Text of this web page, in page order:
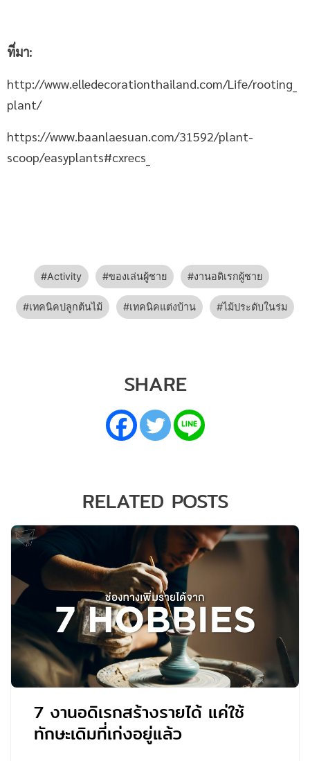
ที่มา:
http://www.elledecorationthailand.com/Life/rooting_
plant/
https://www.baanlaesuan.com/31592/plant-
scoop/easyplants#cxrecs_
Activity ของเล่นผู้ชาย งานอดิเรกผู้ชาย
เทคนิคปลูกต้นไม้ เทคนิคแต่งบ้าน ไม้ประดับในร่ม
SHARE
RELATED POSTS
7 งานอดิเรกสร้างรายได้ แค่ใช้
ทักษะเดิมที่เก่งอยู่แล้ว